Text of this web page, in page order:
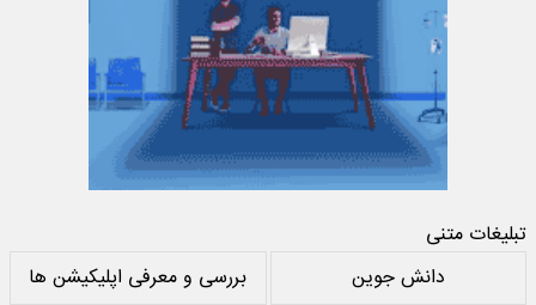
تبلیغات متنی
دانش جوین
بررسی و معرفی اپلیکیشن ها